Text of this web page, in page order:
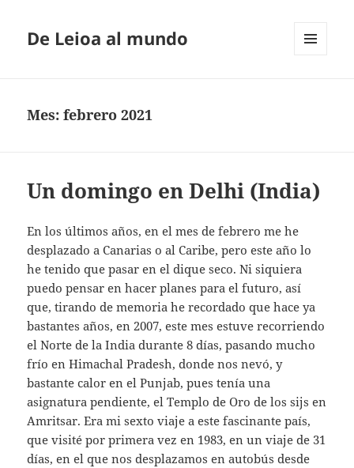
De Leioa al mundo
Mes:febrero 2021
Un domingo en Delhi (India)
En los últimos años, en el mes de febrero me he
desplazado a Canarias o al Caribe, pero este año lo
he tenido que pasar en el dique seco. Ni siquiera
puedo pensar en hacer planes para el futuro, así
que, tirando de memoria he recordado que hace ya
bastantes años, en 2007, este mes estuve recorriendo
el Norte de la India durante 8 días, pasando mucho
frío en Himachal Pradesh, donde nos nevó, y
bastante calor en el Punjab, pues tenía una
asignatura pendiente, el Templo de Oro de los sijs en
Amritsar. Era mi sexto viaje a este fascinante país,
que visité por primera vez en 1983, en un viaje de 31
días, en el que nos desplazamos en autobús desde